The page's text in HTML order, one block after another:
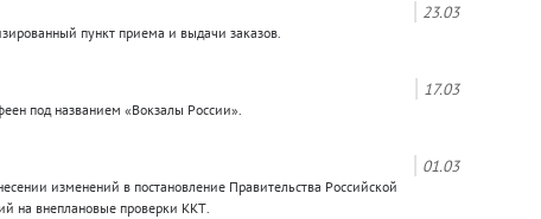
23.03
пункт приема и выдачи заказов.
17.03
под названием «Вокзалы России».
01.03
изменений в постановление Правительства Российской
на внеплановые проверки ККТ.